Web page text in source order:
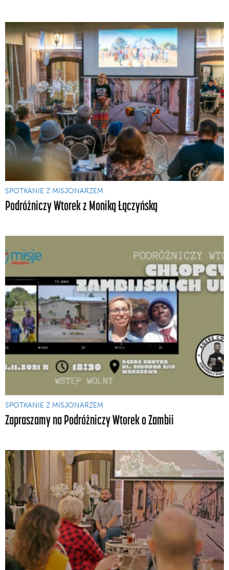
SPOTKANIE Z MISJONARZEM
Podróżniczy Wtorek z Moniką Łączyńską
SPOTKANIE Z MISJONARZEM
Zapraszamy na Podróżniczy Wtorek o Zambii